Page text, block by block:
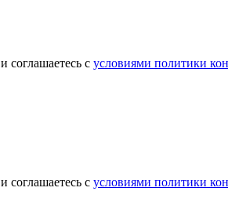
и соглашаетесь с условиями политики
и соглашаетесь с условиями политики